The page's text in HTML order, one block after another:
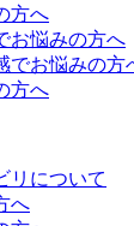
方へ
お悩みの方へ
でお悩みの方
方へ
リについて
へ